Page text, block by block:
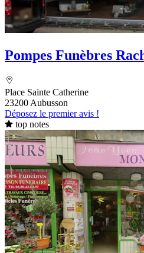
Pompes Funèbres
Place Sainte Catherine
23200 Aubusson
Déposez le premier avis !
top notes